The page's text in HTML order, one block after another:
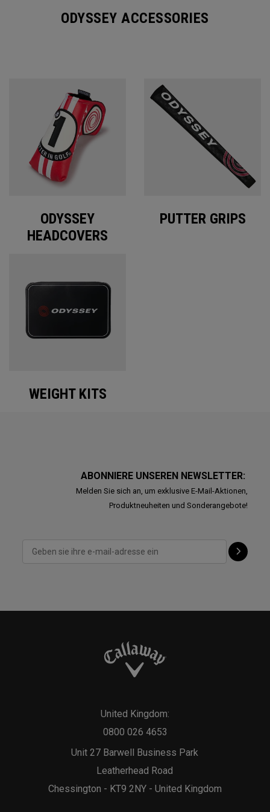
ODYSSEY ACCESSORIES
ODYSSEY
HEADCOVERS
PUTTER GRIPS
WEIGHT KITS
ABONNIERE UNSEREN NEWSLETTER:
Melden Sie sich an, um exklusive E-Mail-Aktionen,
Produktneuheiten und Sonderangebote!
Unit 27 Barwell Business Park
Leatherhead Road
Chessington - KT9 2NY - United Kingdom
United Kingdom:
0800 026 4653